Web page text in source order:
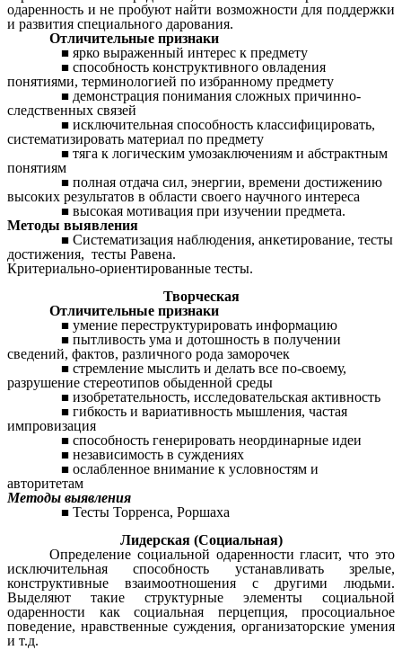
одаренность и не пробуют найти возможности для поддержки
и развития специального дарования.
Отличительные признаки
ярко выраженный интерес к предмету
способность конструктивного овладения
понятиями, терминологией по избранному предмету
демонстрация понимания сложных причинно-
следственных связей
исключительная способность классифицировать,
систематизировать материал по предмету
тяга к логическим умозаключениям и абстрактным
понятиям
полная отдача сил, энергии, времени достижению
высоких результатов в области своего научного интереса
высокая мотивация при изучении предмета.
Методы выявления
Систематизация наблюдения, анкетирование, тесты
достижения, тесты Равена.
Критериально-ориентированные тесты.
Творческая
Отличительные признаки
умение переструктурировать информацию
пытливость ума и дотошность в получении
сведений, фактов, различного рода заморочек
стремление мыслить и делать все по-своему,
разрушение стереотипов обыденной среды
изобретательность, исследовательская активность
гибкость и вариативность мышления, частая
импровизация
способность генерировать неординарные идеи
независимость в суждениях
ослабленное внимание к условностям и
авторитетам
Методы выявления
Тесты Торренса, Роршаха
Лидерская (Социальная)
Определение социальной одаренности гласит, что это
исключительная способность устанавливать зрелые,
конструктивные взаимоотношения с другими людьми.
Выделяют такие структурные элементы социальной
одаренности как социальная перцепция, просоциальное
поведение, нравственные суждения, организаторские умения
и т.д.